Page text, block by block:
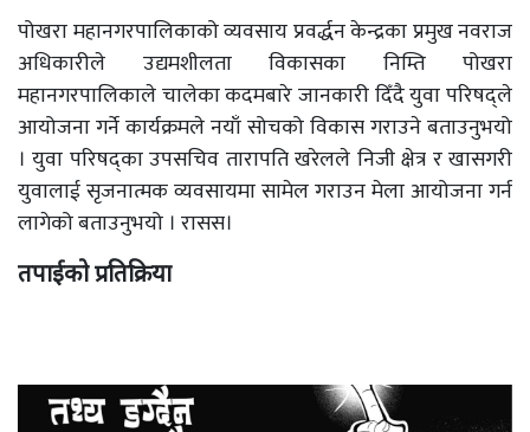
पोखरा महानगरपालिकाको व्यवसाय प्रवर्द्धन केन्द्रका प्रमुख नवराज
अधिकारीले उद्यमशीलता विकासका निम्ति पोखरा
महानगरपालिकाले चालेका कदमबारे जानकारी दिँदै युवा परिषद्ले
आयोजना गर्ने कार्यक्रमले नयाँ सोचको विकास गराउने बताउनुभयो
। युवा परिषद्का उपसचिव तारापति खरेलले निजी क्षेत्र र खासगरी
युवालाई सृजनात्मक व्यवसायमा सामेल गराउन मेला आयोजना गर्न
लागेको बताउनुभयो । रासस।
तपाईको प्रतिक्रिया